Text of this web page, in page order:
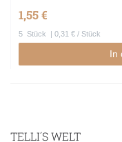
1,55 €
5 Stück | 0,31 € / Stück
In
TELLI´S WELT